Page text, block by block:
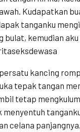
Kudapatkan
tanganku
bulat, kemudian
kancing
tepak tangan
tetap
menyentuh
celana